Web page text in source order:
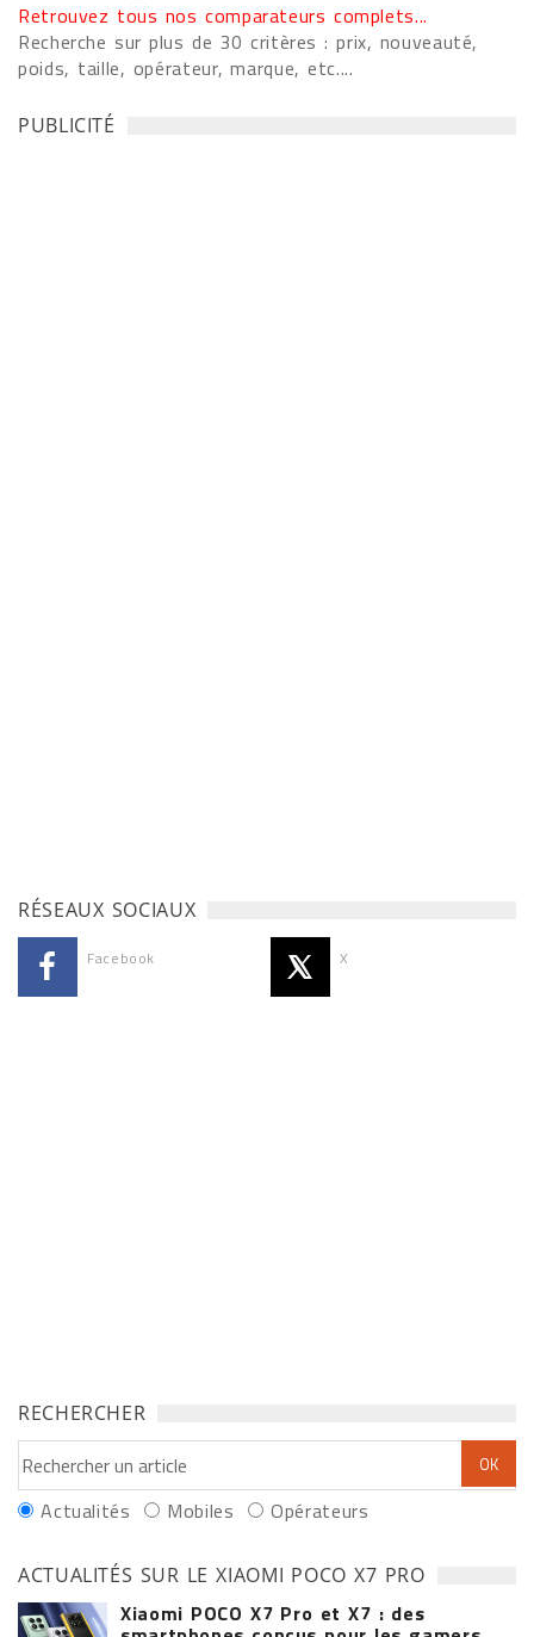
Retrouvez tous nos comparateurs complets...
Recherche sur plus de 30 critères : prix, nouveauté,
poids, taille, opérateur, marque, etc....
PUBLICITÉ
RÉSEAUX SOCIAUX
Facebook X
RECHERCHER
Actualités Mobiles Opérateurs
ACTUALITÉS SUR LE XIAOMI POCO X7 PRO
Xiaomi POCO X7 Pro et X7 : des